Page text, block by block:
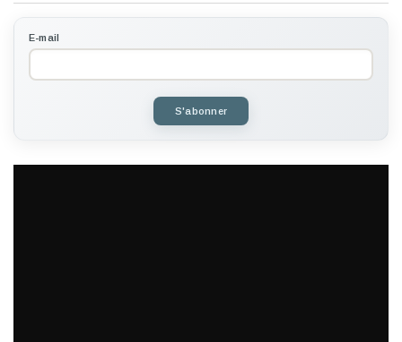
E-mail
S'abonner